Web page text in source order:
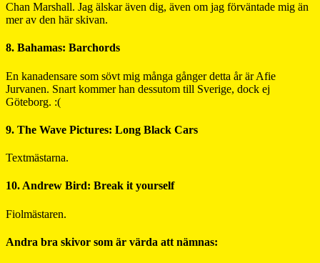
Chan Marshall. Jag älskar även dig, även om jag förväntade mig än
mer av den här skivan.
8. Bahamas: Barchords
En kanadensare som sövt mig många gånger detta år är Afie
Jurvanen. Snart kommer han dessutom till Sverige, dock ej
Göteborg. :(
9. The Wave Pictures: Long Black Cars
Textmästarna.
10. Andrew Bird: Break it yourself
Fiolmästaren.
Andra bra skivor som är värda att nämnas: